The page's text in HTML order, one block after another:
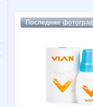
Последние